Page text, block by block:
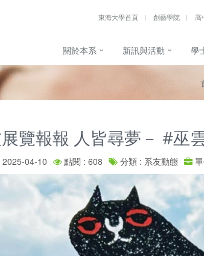
東海大學首頁 創藝學院 高
關於本系 新訊與活動 學
覽報報 人皆尋夢－ #巫
04-10 點閱 : 608 分類 : 系友動態 單